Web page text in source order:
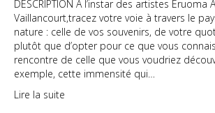
DESCRIPTION À l’instar des artistes Eruoma
Vaillancourt,tracez votre voie à travers le
nature : celle de vos souvenirs, de votre
plutôt que d’opter pour ce que vous
rencontre de celle que vous voudriez
exemple, cette immensité qui…
Lire la suite